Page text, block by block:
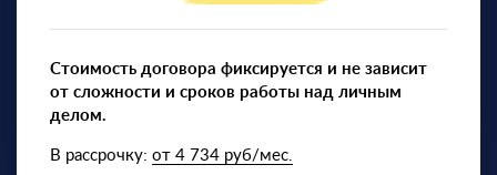
Стоимость договора фиксируется и не зависит
от сложности и сроков работы над личным
делом.
В рассрочку: от 4 734 руб/мес.